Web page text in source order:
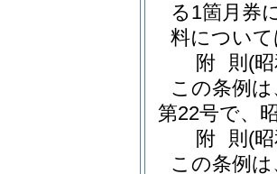
る1箇月券
料につい
附 則 (
この条例
第22号で、
附 則 (
この条例